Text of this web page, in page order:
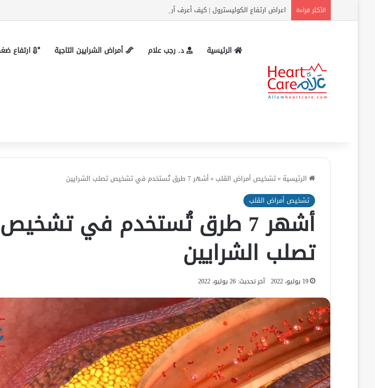
الأكثر قراءة اعراض ارتفاع الكوليسترول | كيف أعرف أن الكولسترول مرتفع بدون تحليل؟
الرئيسية د. رجب علام أمراض الشرايين التاجية ارتفاع
الرئيسية »تشخيص أمراض القلب »أشهر 7 طرق تُستخدم في تشخيص تصلب الشرايين
تشخيص أمراض القلب
أشهر 7 طرق تُستخدم في تشخيص
تصلب الشرايين
19 يوليو، 2022 آخر تحديث: 26 يوليو، 2022